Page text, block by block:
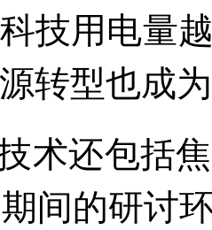
技用电量
转型也成
术还包括
间的研讨